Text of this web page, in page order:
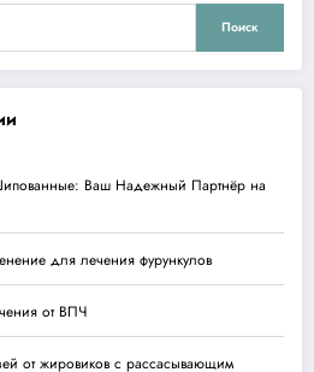
Поиск
Ваш Надежный Партнёр на
для лечения фурункулов
от ВПЧ
от жировиков с рассасывающим